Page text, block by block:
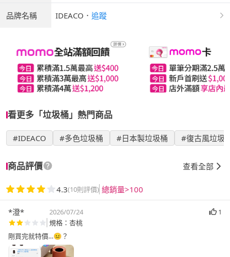
品牌名稱 IDEACO ． 追蹤
看更多「垃圾桶」熱門商品
#IDEACO #多色垃圾桶 #日本製垃圾桶 #復古風垃圾
商品評價 查看全部
4.3(10則評價) 總銷量>100
*澄* 2026/07/24
1
規格：杏桃
剛買完就特價…😐？